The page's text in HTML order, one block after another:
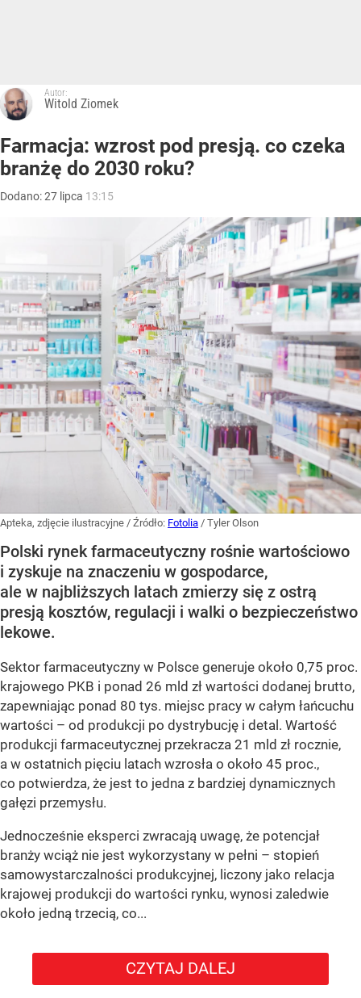
Autor:
Witold Ziomek
Farmacja: wzrost pod presją. co czeka
branżę do 2030 roku?
Dodano:27 lipca 13:15
Apteka, zdjęcie ilustracyjne / Źródło: Fotolia / Tyler Olson
Polski rynek farmaceutyczny rośnie wartościowo
i zyskuje na znaczeniu w gospodarce,
ale w najbliższych latach zmierzy się z ostrą
presją kosztów, regulacji i walki o bezpieczeństwo
lekowe.
Sektor farmaceutyczny w Polsce generuje około 0,75 proc.
krajowego PKB i ponad 26 mld zł wartości dodanej brutto,
zapewniając ponad 80 tys. miejsc pracy w całym łańcuchu
wartości – od produkcji po dystrybucję i detal. Wartość
produkcji farmaceutycznej przekracza 21 mld zł rocznie,
a w ostatnich pięciu latach wzrosła o około 45 proc.,
co potwierdza, że jest to jedna z bardziej dynamicznych
gałęzi przemysłu.
Jednocześnie eksperci zwracają uwagę, że potencjał
branży wciąż nie jest wykorzystany w pełni – stopień
samowystarczalności produkcyjnej, liczony jako relacja
krajowej produkcji do wartości rynku, wynosi zaledwie
około jedną trzecią, co...
CZYTAJ DALEJ